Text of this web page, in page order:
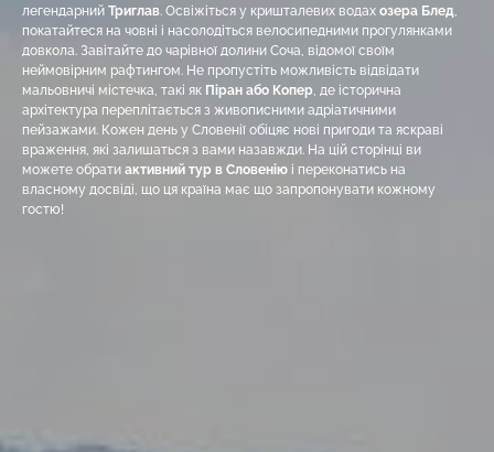
легендарний Триглав. Освіжіться у кришталевих водах озера Блед,
покатайтеся на човні і насолодіться велосипедними прогулянками
довкола. Завітайте до чарівної долини Соча, відомої своїм
неймовірним рафтингом. Не пропустіть можливість відвідати
мальовничі містечка, такі як Піран або Копер, де історична
архітектура переплітається з живописними адріатичними
пейзажами. Кожен день у Словенії обіцяє нові пригоди та яскраві
враження, які залишаться з вами назавжди. На цій сторінці ви
можете обрати активний тур в Словенію і переконатись на
власному досвіді, що ця країна має що запропонувати кожному
гостю!